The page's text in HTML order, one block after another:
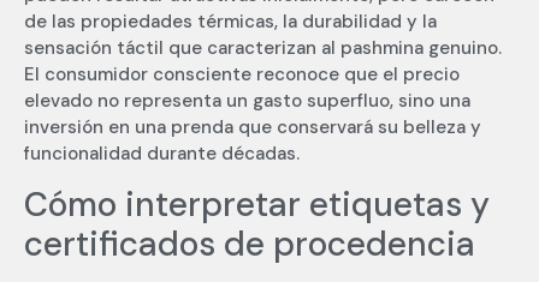
de las propiedades térmicas, la durabilidad y la
sensación táctil que caracterizan al pashmina genuino.
El consumidor consciente reconoce que el precio
elevado no representa un gasto superfluo, sino una
inversión en una prenda que conservará su belleza y
funcionalidad durante décadas.
Cómo interpretar etiquetas y
certificados de procedencia